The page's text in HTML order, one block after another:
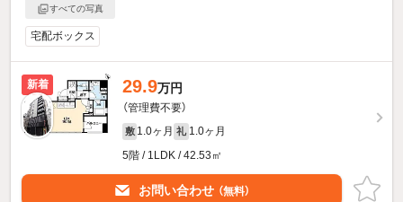
すべての写真
宅配ボックス
新着 29.9万円
（管理費不要）
敷 1.0ヶ月 礼 1.0ヶ月
5階 / 1LDK / 42.53㎡
お問い合わせ （無料）